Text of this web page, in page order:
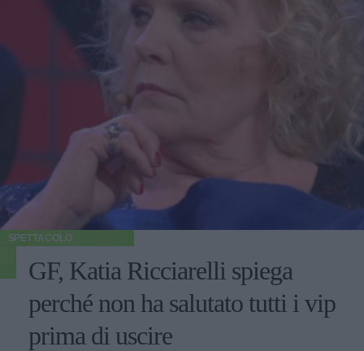
SPETTACOLO
GF, Katia Ricciarelli spiega
perché non ha salutato tutti i vip
prima di uscire